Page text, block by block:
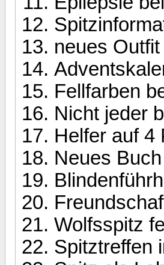
neues
Fellfarben
Nicht jeder
Helfer auf 4
Neues
Wolfsspitz
Spitztreffen